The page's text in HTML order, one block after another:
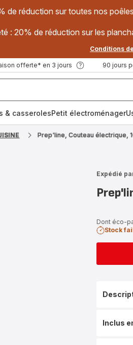
de réduction sur toutes nos
: 20% de réduction sur les
Conditions
offerte* en 3 jours 90 jours
& casserolesPetit électroménager
Prep'line, Couteau électrique,
Expédié
Dont éco-
Stock
Inclus